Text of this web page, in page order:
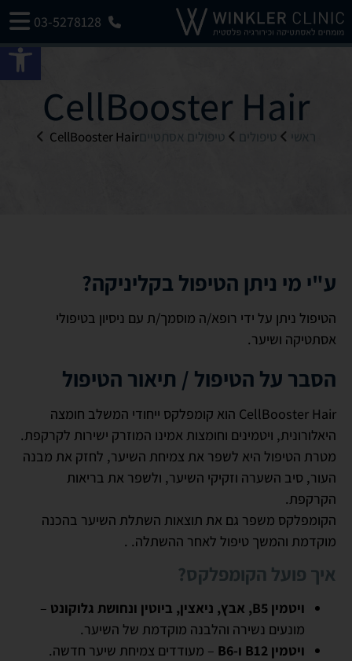
03-5278128
CellBooster Hair
ראשי טיפולים טיפולים אסתטייםCellBooster Hair
ע"י מי ניתן הטיפול בקליניקה?
הטיפול ניתן על ידי רופא/ה מוסמך/ת עם ניסיון בטיפולי
אסתטיקה ושיער.
הסבר על הטיפול / תיאור הטיפול
CellBooster Hair הוא קומפלקס ייחודי המשלב חומצה
היאלורונית, ויטמינים וחומצות אמינו המוזרק ישירות לקרקפת.
מטרת הטיפול היא לשפר את צמיחת השיער, לחזק את מבנה
העור, סיב השערה וזקיקי השיער, ולשפר את בריאות
הקרקפת.
הקומפלקס משפר גם את תוצאות השתלת השיער בהכנה
מוקדמת והמשך טיפול לאחר ההשתלה. .
איך פועל הקומפלקס?
ויטמין B5, אבץ, ניאצין, ביוטין ונחושת גלוקונט
–
מונעים נשירה והלבנה מוקדמת של השיער.
ויטמין B12 ו-B6
– מעודדים צמיחת שיער חדשה.